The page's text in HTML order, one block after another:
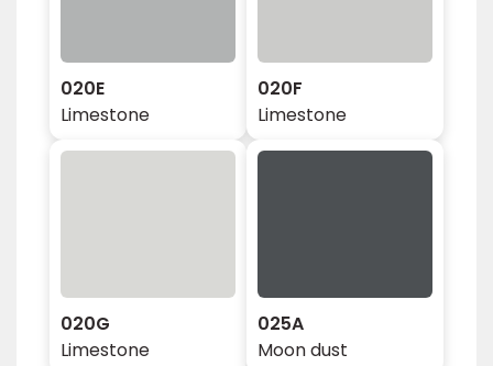
020E
Limestone
020F
Limestone
020G
Limestone
025A
Moon dust